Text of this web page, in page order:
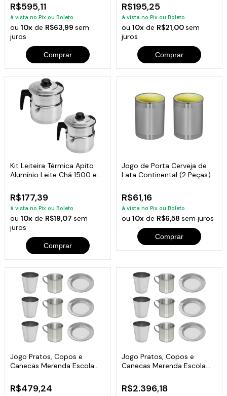
R$595,11
à vista no Pix ou Boleto
ou10x de R$63,99sem
juros
Comprar
R$195,25
à vista no Pix ou Boleto
ou 10xde R$21,00sem
juros
Comprar
Kit Leiteira Térmica Apito
Alumínio Leite Chá 1500 e
R$177,39
à vista no Pix ou Boleto
ou10x de R$19,07sem
juros
Comprar
Jogo de Porta Cerveja de
Lata Continental (2 Peças)
R$61,16
à vista no Pix ou Boleto
ou 10xde R$6,58 sem juros
Comprar
Jogo Pratos, Copos e
Canecas Merenda Escola
R$479,24
Jogo Pratos, Copos e
Canecas Merenda Escola
R$2.396,18